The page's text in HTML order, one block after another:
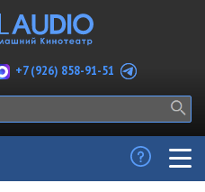
+7 (926) 858-91-51